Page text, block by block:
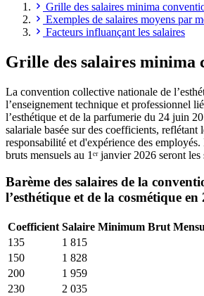
Grille des salaires minima
Exemples de salaires moyens par
Facteurs influançant les salaires
Grille des salaires minima
La convention collective nationale de
l’enseignement technique et professionnel
l’esthétique et de la parfumerie du 24 juin
salariale basée sur des coefficients, reflétant
responsabilité et d'expérience des
bruts mensuels au 1ᵉʳ janvier 2026 seront les
Barème des salaires de la
l’esthétique et de la cosmétique en
Coefficient Salaire Minimum Brut
135
1 815
150
1 828
200
1 959
230
2 035